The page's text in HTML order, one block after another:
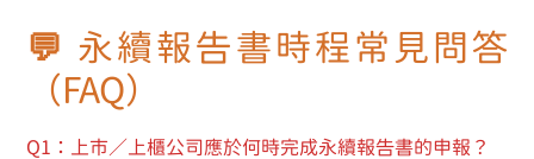
💬 永續報告書時程常見問答
（FAQ）
Q1：上市／上櫃公司應於何時完成永續報告書的申報？